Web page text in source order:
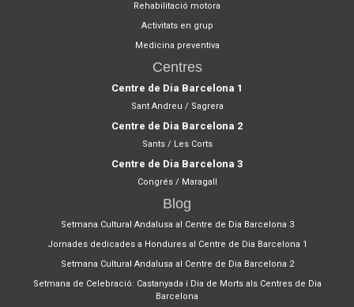
Rehabilitació motora
Activitats en grup
Medicina preventiva
Centres
Centre de Dia Barcelona 1
Sant Andreu / Sagrera
Centre de Dia Barcelona 2
Sants / Les Corts
Centre de Dia Barcelona 3
Congrés / Maragall
Blog
Setmana Cultural Andalusa al Centre de Dia Barcelona 3
Jornades dedicades a Hondures al Centre de Dia Barcelona 1
Setmana Cultural Andalusa al Centre de Dia Barcelona 2
Setmana de Celebració: Castanyada i Dia de Morts als Centres de Dia
Barcelona